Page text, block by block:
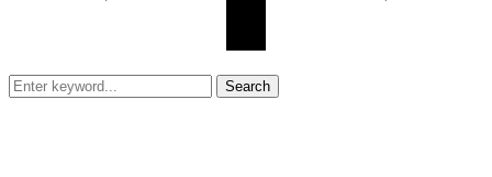
Search